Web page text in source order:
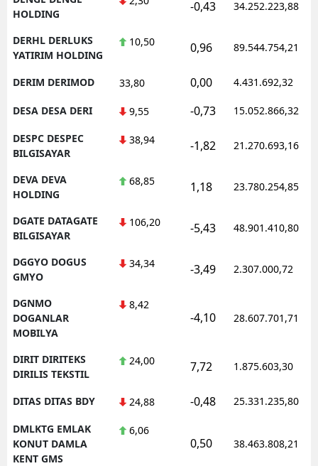
HOLDING
-0,43 34.252.223,88
DERHL DERLUKS
YATIRIM HOLDING
10,50 0,96 89.544.754,21
DERIM DERIMOD 33,80 0,00 4.431.692,32
DESA DESA DERI 9,55 -0,73 15.052.866,32
DESPC DESPEC
BILGISAYAR
38,94 -1,82 21.270.693,16
DEVA DEVA
HOLDING
68,85 1,18 23.780.254,85
DGATE DATAGATE
BILGISAYAR
106,20 -5,43 48.901.410,80
DGGYO DOGUS
GMYO
34,34 -3,49 2.307.000,72
DGNMO
DOGANLAR
MOBILYA
8,42
-4,10 28.607.701,71
DIRIT DIRITEKS
DIRILIS TEKSTIL
24,00 7,72 1.875.603,30
DITAS DITAS BDY 24,88 -0,48 25.331.235,80
DMLKTG EMLAK
KONUT DAMLA
KENT GMS
6,06
0,50 38.463.808,21